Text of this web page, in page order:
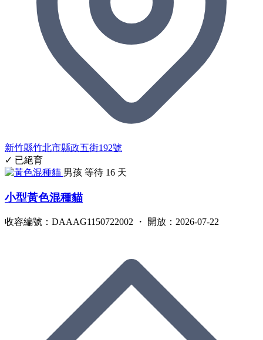
新竹縣竹北市縣政五街192號
✓ 已絕育
男孩 等待 16 天
小型黃色混種貓
收容編號：DAAAG1150722002 ・ 開放：2026-07-22